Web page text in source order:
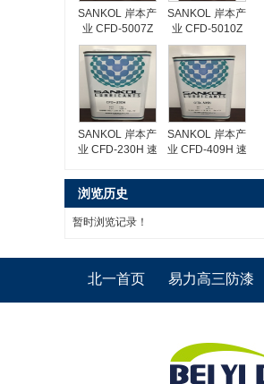
SANKOL 岸本产
业 CFD-5007Z
速干性润滑油
SANKOL 岸本产
业 CFD-5010Z
速干性润滑油
SANKOL 岸本产
业 CFD-230H 速
SANKOL 岸本产
业 CFD-409H 速
浏览历史
暂时浏览记录！
北一首页 易力高三防漆